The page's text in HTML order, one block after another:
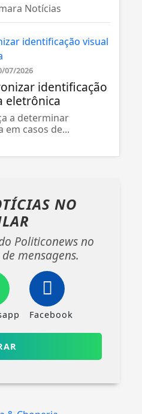
Notícias
07/2026
identificação
eletrônica
a determinar
casos de...
NO
Politiconews no
mensagens.
Facebook